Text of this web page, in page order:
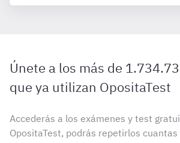
Únete a los más de
que ya utilizan OpositaTest
Accederás a los exámenes y test
OpositaTest, podrás repetirlos